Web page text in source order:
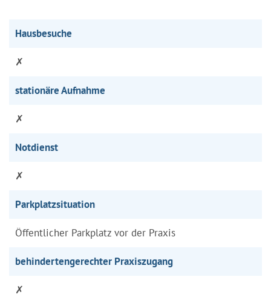
Hausbesuche
✗
stationäre Aufnahme
✗
Notdienst
✗
Parkplatzsituation
Öffentlicher Parkplatz vor der Praxis
behindertengerechter Praxiszugang
✗